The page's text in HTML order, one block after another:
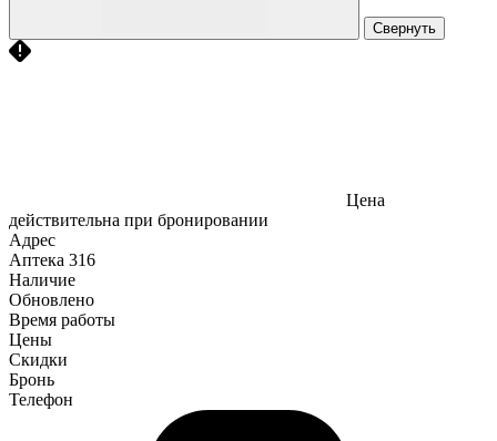
Свернуть
Цена
действительна при бронировании
Адрес
Аптека 316
Наличие
Обновлено
Время работы
Цены
Скидки
Бронь
Телефон